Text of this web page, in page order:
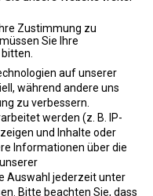
zur beruflichen und
der alltours Gruppe.
Zusatzleistungen.
und
Standorten zu
Zustimmung zu
Sie Ihre
auf unserer
während andere uns
zu verbessern.
werden (z. B. IP-
und Inhalte oder
Informationen über die
Auswahl jederzeit unter
Bitte beachten Sie, dass